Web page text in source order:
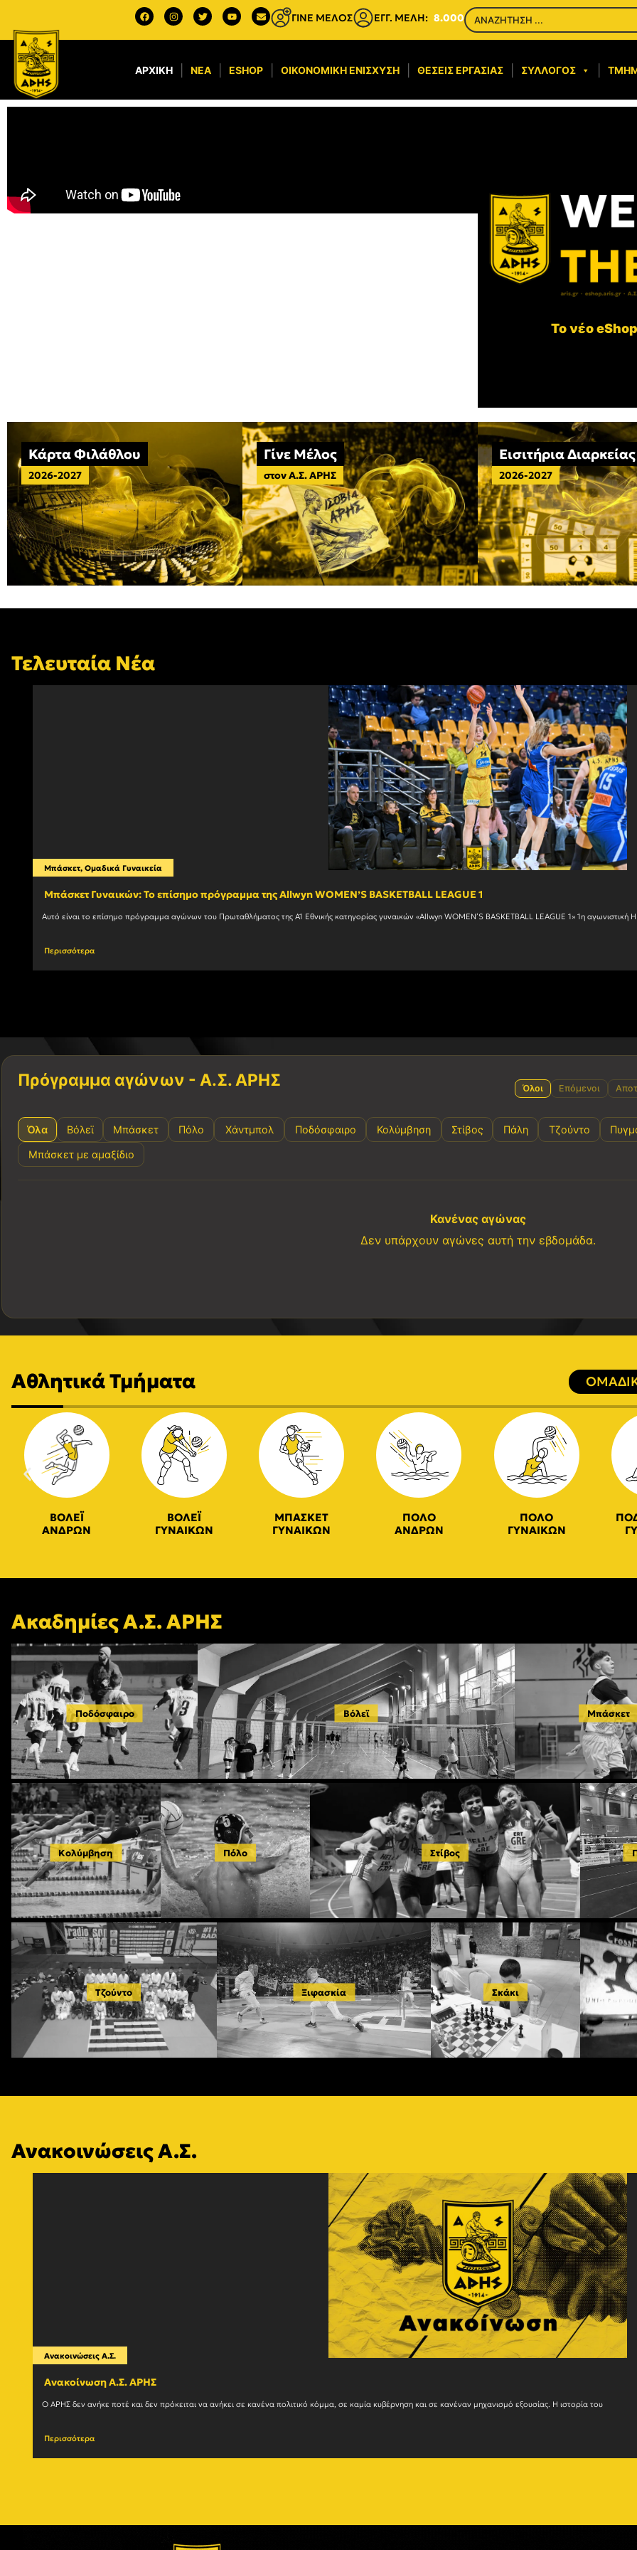
ΓΙΝΕ ΜΕΛΟΣ ΕΓΓ. ΜΕΛΗ: 8.000
ΑΡΧΙΚΉ ΝΈΑ ESHOP ΟΙΚΟΝΟΜΙΚΉ ΕΝΊΣΧΥΣΗ​ ΘΈΣΕΙΣ ΕΡΓΑΣΊΑΣ ΣΎΛΛΟΓΟΣ
Το νέο
Κάρτα Φιλάθλου
2026-2027
Γίνε Μέλος
στον Α.Σ. ΑΡΗΣ
Εισιτήρια Διαρκείας
2026-2027
Τελευταία Νέα
Μπάσκετ, Ομαδικά Γυναικεία
Mπάσκετ Γυναικών: Το επίσημο πρόγραμμα της Allwyn WOMEN’S BASKETBALL LEAGUE 1
Περισσότερα
Πρόγραμμα αγώνων - Α.Σ. ΑΡΗΣ Όλοι Επόμενοι
Όλα Βόλεϊ Μπάσκετ Πόλο Χάντμπολ Ποδόσφαιρο Κολύμβηση Στίβος Πάλη Τζούντο
Μπάσκετ με αμαξίδιο
Κανένας αγώνας
Δεν υπάρχουν αγώνες αυτή την εβδομάδα.
Αθλητικά Τμήματα
ΒΟΛΕΪ
ΑΝΔΡΩΝ
ΒΟΛΕΪ
ΓΥΝΑΙΚΩΝ
ΜΠΑΣΚΕΤ
ΓΥΝΑΙΚΩΝ
ΠΟΛΟ
ΑΝΔΡΩΝ
ΠΟΛΟ
ΓΥΝΑΙΚΩΝ
Ακαδημίες Α.Σ. ΑΡΗΣ
Ποδόσφαιρο Βόλεϊ Μπάσκετ
Κολύμβηση Πόλο Στίβος
Τζούντο Ξιφασκία Σκάκι
Ανακοινώσεις Α.Σ.
Ανακοινώσεις Α.Σ.
Ανακοίνωση Α.Σ. ΑΡΗΣ
Περισσότερα